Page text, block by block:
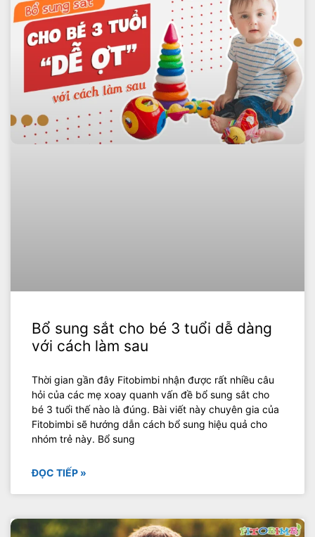
Bổ sung sắt cho bé 3 tuổi dễ dàng
với cách làm sau
Thời gian gần đây Fitobimbi nhận được rất nhiều câu
hỏi của các mẹ xoay quanh vấn đề bổ sung sắt cho
bé 3 tuổi thế nào là đúng. Bài viết này chuyên gia của
Fitobimbi sẽ hướng dẫn cách bổ sung hiệu quả cho
nhóm trẻ này. Bổ sung
ĐỌC TIẾP »